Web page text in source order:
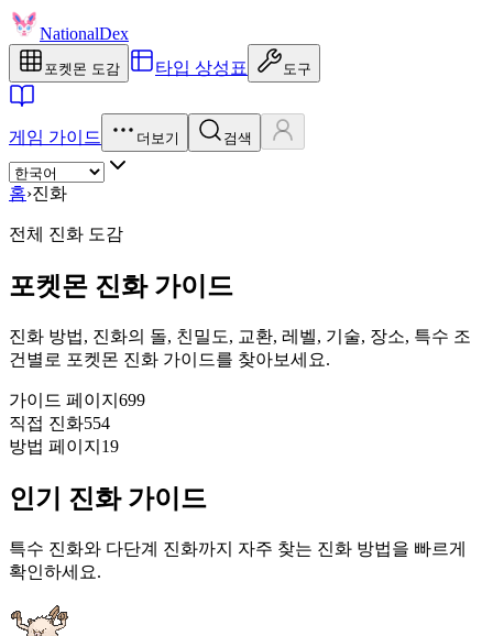
NationalDex
포켓몬 도감 타입 상성표 도구
게임 가이드 더보기 검색
홈›진화
전체 진화 도감
포켓몬 진화 가이드
진화 방법, 진화의 돌, 친밀도, 교환, 레벨, 기술, 장소, 특수 조
건별로 포켓몬 진화 가이드를 찾아보세요.
가이드 페이지 699
직접 진화554
방법 페이지 19
인기 진화 가이드
특수 진화와 다단계 진화까지 자주 찾는 진화 방법을 빠르게
확인하세요.